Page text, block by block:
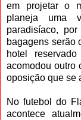
em projetar o
planeja uma
paradisíaco,
bagagens serão
hotel
acomodou outro
oposição que se
No futebol do
acontece